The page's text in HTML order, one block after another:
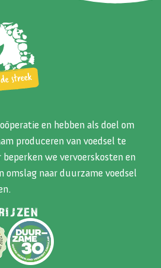
en hebben als doel om
produceren van voedsel te
we vervoerskosten en
omslag naar duurzame voedsel